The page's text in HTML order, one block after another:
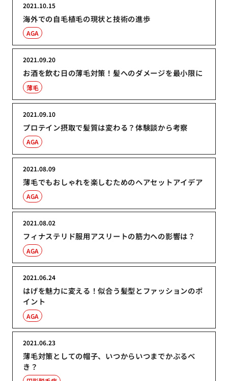
海外での自毛植毛の現状と技術の進歩
2021.10.15
AGA
お酒を飲む日の薄毛対策！髪へのダメージを最小限に
2021.09.20
薄毛
プロテイン摂取で髪質は変わる？体験談から考察
2021.09.10
AGA
薄毛でもおしゃれを楽しむためのヘアセットアイデア
2021.08.09
AGA
フィナステリド服用アスリートの筋力への影響は？
2021.08.02
AGA
はげを魅力に変える！似合う髪型とファッションのポ
イント
2021.06.24
AGA
薄毛対策としての帽子、いつからいつまでかぶるべ
き？
2021.06.23